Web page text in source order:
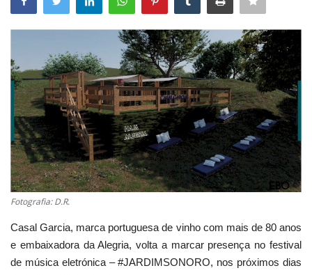
Desporto
Sobre Nós
Educação
Estatuto Editorial
Saúde
Ficha técnica
Cultura
Fotografia: D.R.
Casal Garcia, marca portuguesa de vinho com mais de 80 anos
e embaixadora da Alegria, volta a marcar presença no festival
de música eletrónica – #JARDIMSONORO, nos próximos dias